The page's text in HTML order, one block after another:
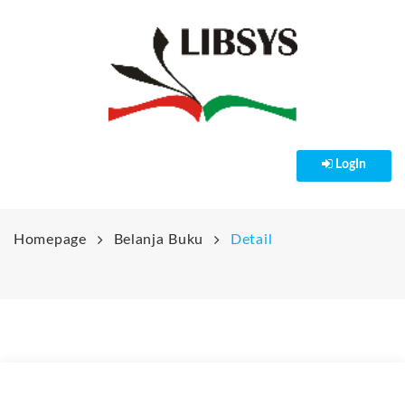
LogIn
Homepage Belanja Buku Detail